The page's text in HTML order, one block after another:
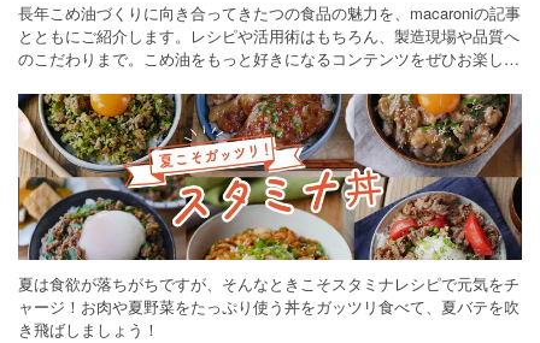
長年こめ油づくりに向き合ってきたつの食品の魅力を、macaroniの記事
とともにご紹介します。レシピや活用術はもちろん、製造現場や品質へ
のこだわりまで。こめ油をもっと好きになるコンテンツをぜひお楽しみ
夏は食欲が落ちがちですが、そんなときこそスタミナレシピで元気をチ
ャージ！お肉や夏野菜をたっぷり使う丼をガッツリ食べて、夏バテを吹
き飛ばしましょう！